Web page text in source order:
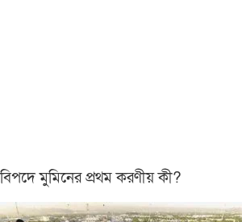
বিপদে মুমিনের প্রথম করণীয় কী?